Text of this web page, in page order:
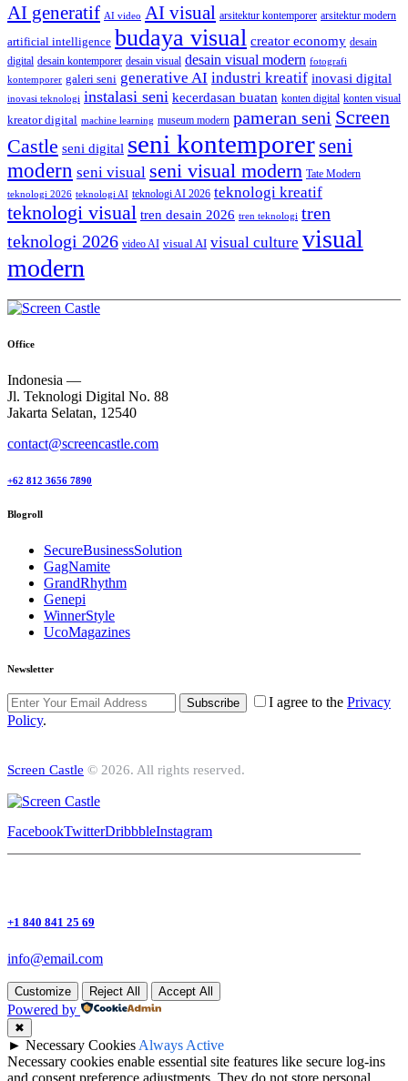
AI generatif AI video AI visual arsitektur kontemporer arsitektur modern
artificial intelligence budaya visual creator economy desain
digital desain kontemporer desain visual desain visual modern fotografi
kontemporer galeri seni generative AI industri kreatif inovasi digital
inovasi teknologi instalasi seni kecerdasan buatan konten digital konten visual
kreator digital machine learning museum modern pameran seni Screen
Castle seni digital seni kontemporer seni
modern seni visual seni visual modern Tate Modern
teknologi 2026 teknologi AI teknologi AI 2026 teknologi kreatif
teknologi visual tren desain 2026 tren teknologi tren
teknologi 2026 video AI visual AI visual culture visual
modern
Office
Indonesia —
Jl. Teknologi Digital No. 88
Jakarta Selatan, 12540
contact@screencastle.com
+62 812 3656 7890
Blogroll
SecureBusinessSolution
GagNamite
GrandRhythm
Genepi
WinnerStyle
UcoMagazines
Newsletter
Subscribe I agree to the Privacy
Policy.
Screen Castle © 2026. All rights reserved.
FacebookTwitterDribbbleInstagram
+1 840 841 25 69
info@email.com
Customize Reject All Accept All
Powered by
✖
► Necessary Cookies Always Active
Necessary cookies enable essential site features like secure log-ins
and consent preference adjustments. They do not store personal